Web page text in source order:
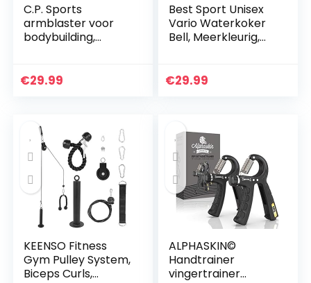
C.P. Sports
armblaster voor
bodybuilding,
bicepstrainer,
€29.99
Best Sport Unisex
Vario Waterkoker
Bell, Meerkleurig,
€29.99
KEENSO Fitness
Gym Pulley System,
Biceps Curls,
ALPHASKIN©
Handtrainer
vingertrainer